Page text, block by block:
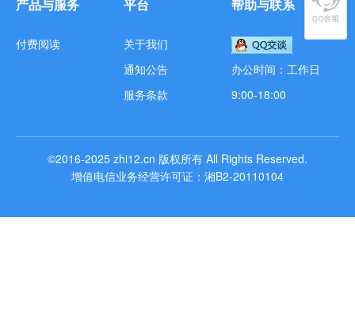
产品与服务
付费阅读
平台
关于我们
通知公告
服务条款
帮助与联系
办公时间：工作日
9:00-18:00
©2016-2025 zhi12.cn 版权所有 All Rights Reserved.
增值电信业务经营许可证：湘B2-20110104